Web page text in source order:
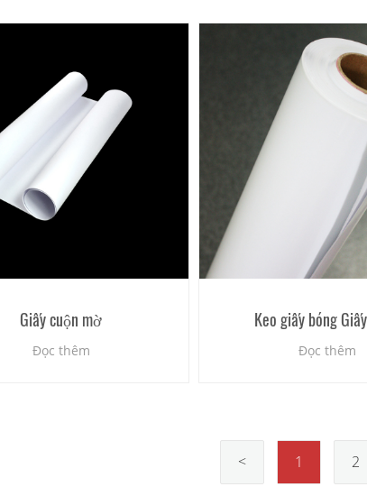
Giấy cuộn mờ
Đọc thêm
Keo giấy bóng
Đọc thêm
< 1 2